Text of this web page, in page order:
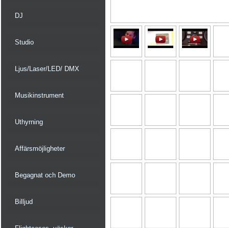
DJ
Studio
Ljus/Laser/LED/ DMX
Musikinstrument
Uthyrning
Affärsmöjligheter
Begagnat och Demo
Billjud